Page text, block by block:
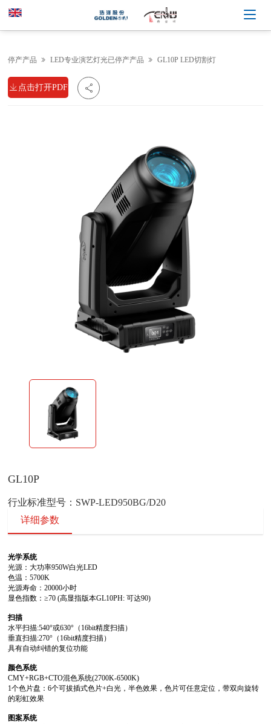
停产产品  LED专业演艺灯光已停产产品  GL10P LED切割灯
 点击打开PDF 
GL10P
行业标准型号：SWP-LED950BG/D20
详细参数
光学系统
光源：大功率950W白光LED
色温：5700K
光源寿命：20000小时
显色指数：≥70 (高显指版本GL10PH: 可达90)
扫描
水平扫描:540°或630°（16bit精度扫描）
垂直扫描:270°（16bit精度扫描）
具有自动纠错的复位功能
颜色系统
CMY+RGB+CTO混色系统(2700K-6500K)
的彩虹效果
图案系统